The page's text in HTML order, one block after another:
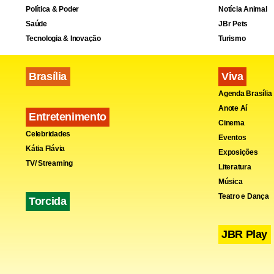
Lula disse
com o
Ele disse
onde
Mais de
Política & Poder
Saúde
Tecnologia & Inovação
Brasília
Entretenimento
Celebridades
Kátia Flávia
TV/ Streaming
Torcida
Notícia Animal
JBr Pets
Turismo
Viva
Agenda Brasília
Anote Aí
Cinema
Eventos
Exposições
Literatura
Música
Teatro e Dança
JBR Play